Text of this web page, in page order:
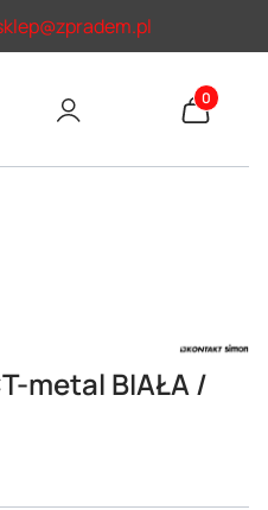
Produkty
metal BIAŁA /